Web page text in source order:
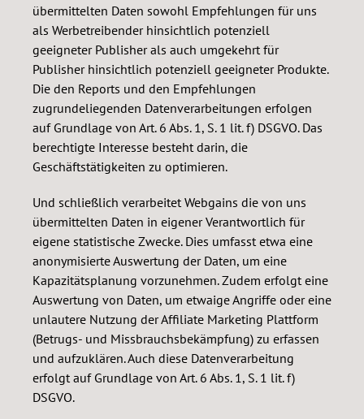
übermittelten Daten sowohl Empfehlungen für uns
als Werbetreibender hinsichtlich potenziell
geeigneter Publisher als auch umgekehrt für
Publisher hinsichtlich potenziell geeigneter Produkte.
Die den Reports und den Empfehlungen
zugrundeliegenden Datenverarbeitungen erfolgen
auf Grundlage von Art. 6 Abs. 1, S. 1 lit. f) DSGVO. Das
berechtigte Interesse besteht darin, die
Geschäftstätigkeiten zu optimieren.
Und schließlich verarbeitet Webgains die von uns
übermittelten Daten in eigener Verantwortlich für
eigene statistische Zwecke. Dies umfasst etwa eine
anonymisierte Auswertung der Daten, um eine
Kapazitätsplanung vorzunehmen. Zudem erfolgt eine
Auswertung von Daten, um etwaige Angriffe oder eine
unlautere Nutzung der Affiliate Marketing Plattform
(Betrugs- und Missbrauchsbekämpfung) zu erfassen
und aufzuklären. Auch diese Datenverarbeitung
erfolgt auf Grundlage von Art. 6 Abs. 1, S. 1 lit. f)
DSGVO.